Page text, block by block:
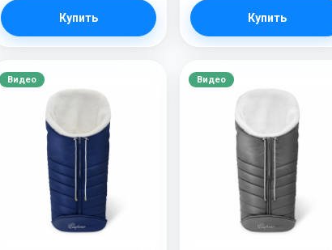
Купить Купить
Видео Видео